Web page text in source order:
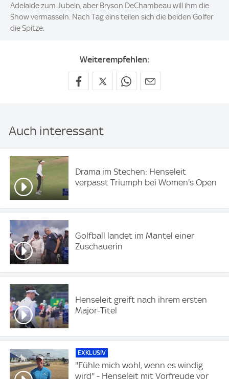
Adelaide zum Jubeln, aber Bryson DeChambeau will ihm die
Show vermasseln. Nach Tag eins teilen sich die beiden Golfer
die Spitze.
Weiterempfehlen:
Auch interessant
Drama im Stechen: Henseleit
verpasst Triumph bei Women's Open
Golfball landet im Mantel einer
Zuschauerin
Henseleit greift nach ihrem ersten
Major-Titel
EXKLUSIV
''Fühle mich wohl, wenn es windig
wird'' - Henseleit mit Vorfreude vor